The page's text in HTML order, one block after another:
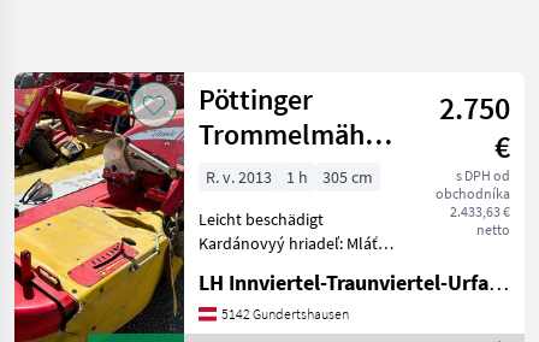
Pöttinger
Trommelmähwerk
311
2.750
€
s DPH od
obchodníka
2.433,63 €
netto
R. v. 2013 1 h
305 cm
Leicht beschädigt
Kardánovyý hriadeľ: Mláťací
Doštička na usmerńovací
rad, : Frontálna kosa Stroje
LH Innviertel-Traunviertel-Urfahr eGen, Gundertshausen
5142 Gundertshausen